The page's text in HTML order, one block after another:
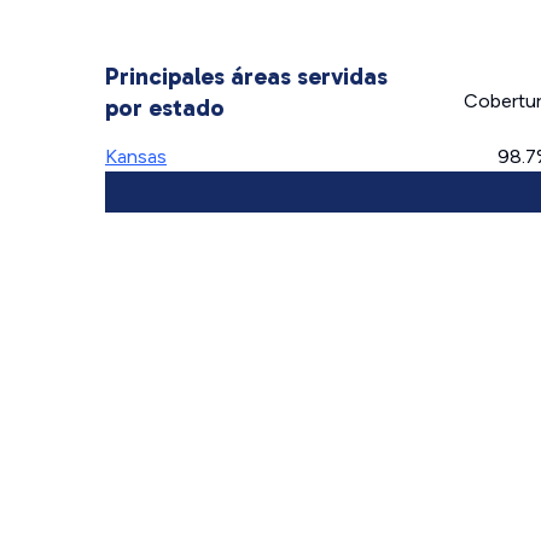
Principales áreas servidas
por estado
Kansas